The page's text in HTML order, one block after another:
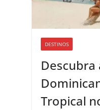
DESTINOS
Descubra
Tropical